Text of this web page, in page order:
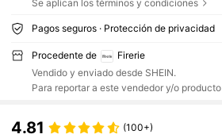
Se aplican los términos y condiciones
Pagos seguros · Protección de privacidad
Procedente de
Firerie
Vendido y enviado desde SHEIN.
Para reportar a este vendedor y/o producto
4.81 (100+)